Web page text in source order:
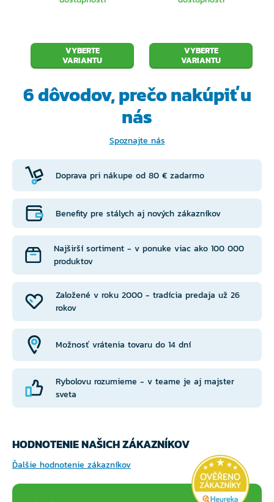
VYBERTE
VARIANTU
VYBERTE
VARIANTU
6 dôvodov, prečonakúpiť u
nás
Spoznajte nás
Doprava pri nákupe od 80 € zadarmo
Založené v roku 2000 - tradícia predaja už 26
rokov
Benefity pre stálych aj nových zákazníkov
Možnosť vrátenia tovaru do 14 dní
Najširší sortiment - v ponuke viac ako 100 000
produktov
Rybolovu rozumieme - v teame je aj majster
sveta
HODNOTENIE NAŠICH ZÁKAZNÍKOV
Ďalšie hodnotenie zákazníkov